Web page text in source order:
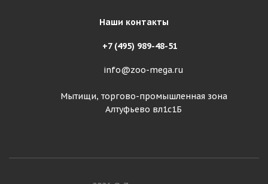
Наши контакты
+7 (495) 989-48-51
info@zoo-mega.ru
Мытищи, торгово-промышленная зона
Алтуфьево вл1с1Б